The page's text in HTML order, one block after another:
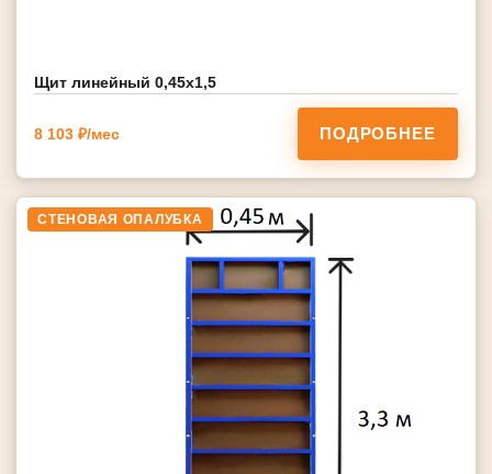
Щит линейный 0,45х1,5
8 103 ₽/мес ПОДРОБНЕЕ
СТЕНОВАЯ ОПАЛУБКА